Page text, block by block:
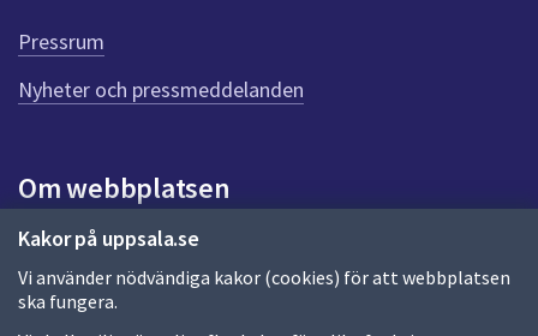
Kakor på uppsala.se
Vi använder nödvändiga kakor (cookies) för att webbplatsen
ska fungera.
e
n
n
a
d
a
Pressrum
Nyheter och pressmeddelanden
Om webbplatsen
Om webbplatsen
Allmänna handlingar och diarium
Behandling av personuppgifter